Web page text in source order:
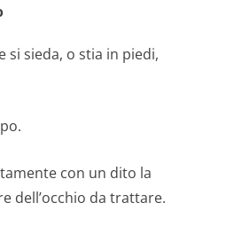
si sieda, o stia in piedi,
con un dito la
dell’occhio da trattare.